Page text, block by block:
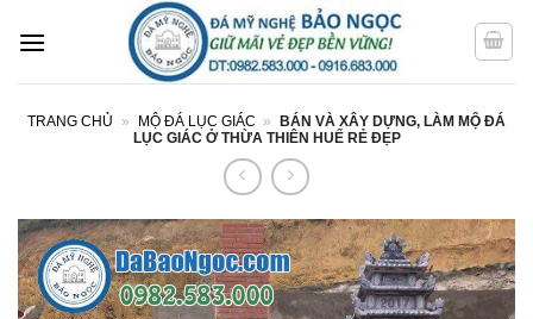
qua
TRANG CHỦ » MỘ ĐÁ LỤC GIÁC »
BÁN VÀ XÂY DỰNG, LÀM MỘ ĐÁ
LỤC GIÁC Ở THỪA THIÊN HUẾ RẺ ĐẸP